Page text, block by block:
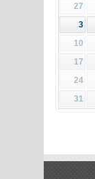
27
3
10
17
24
31